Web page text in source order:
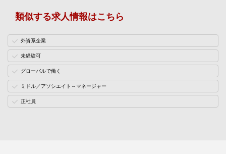
類似する求人情報はこちら
外資系企業
未経験可
グローバルで働く
ミドル／アソシエイト～マネージャー
正社員